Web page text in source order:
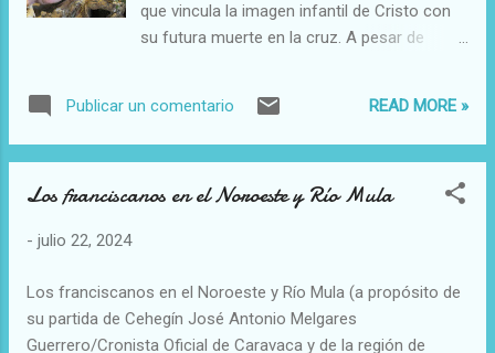
que vincula la imagen infantil de Cristo con
su futura muerte en la cruz. A pesar de
serenidad, fruto del convencimiento de
alcanzar la redención de todos los hombres
saldría victorioso.
Publicar un comentario READ MORE »
Los franciscanos en el Noroeste y Río Mula
- julio 22, 2024
Los franciscanos en el Noroeste y Río Mula (a propósito de
su partida de Cehegín José Antonio Melgares
Guerrero/Cronista Oficial de Caravaca y de la región de